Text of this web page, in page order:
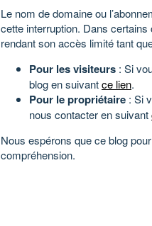
Le nom de domaine ou
cette interruption. Dans
rendant son accès limité tant
Pour les visiteurs : Si
blog en suivantce lien.
Pour le propriétaire : Si
nous contacter en suivant
Nous espérons que ce blog
compréhension.